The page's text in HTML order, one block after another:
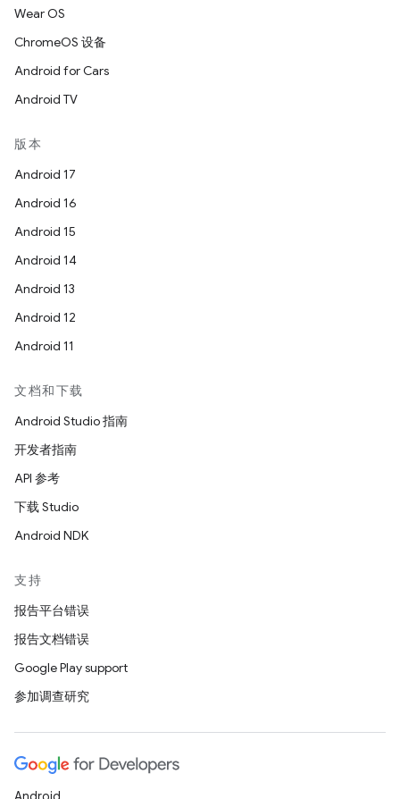
Wear OS
ChromeOS 设备
Android for Cars
Android TV
版本
Android 17
Android 16
Android 15
Android 14
Android 13
Android 12
Android 11
文档和下载
Android Studio 指南
开发者指南
API 参考
下载 Studio
Android NDK
支持
报告平台错误
报告文档错误
Google Play support
参加调查研究